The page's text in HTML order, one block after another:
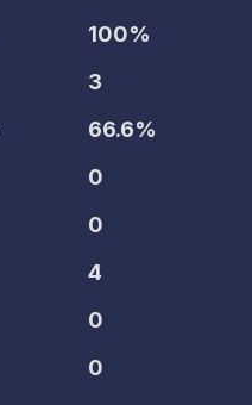
100%
3
66.6%
0
0
4
0
0